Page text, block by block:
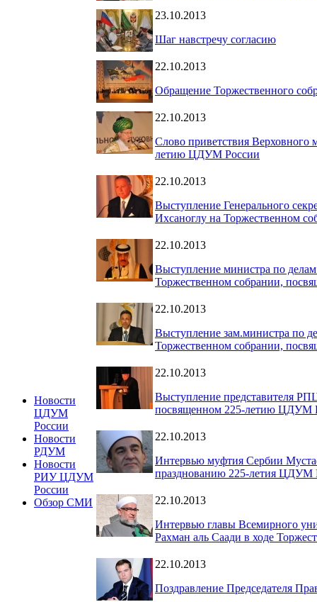
Новости
ЦДУМ
России
Новости
РДУМ
Новости
РИУ ЦДУМ
России
Обзор СМИ
23.10.2013
Шаг навстречу согласию
22.10.2013
Обращение Торжественного
22.10.2013
Слово приветствия Верховного
летию ЦДУМ России
22.10.2013
Выступление Генерального
Ихсаноглу на Торжественном
22.10.2013
Выступление министра по
Торжественном собрании,
22.10.2013
Выступление зам.министра по
Торжественном собрании,
22.10.2013
Выступление представителя
посвященном 225-летию ЦДУМ
22.10.2013
Интервью муфтия Сербии
празднованию 225-летия ЦДУМ
22.10.2013
Интервью главы Всемирного
Рахман аль Саади в ходе
22.10.2013
Поздравление Председателя